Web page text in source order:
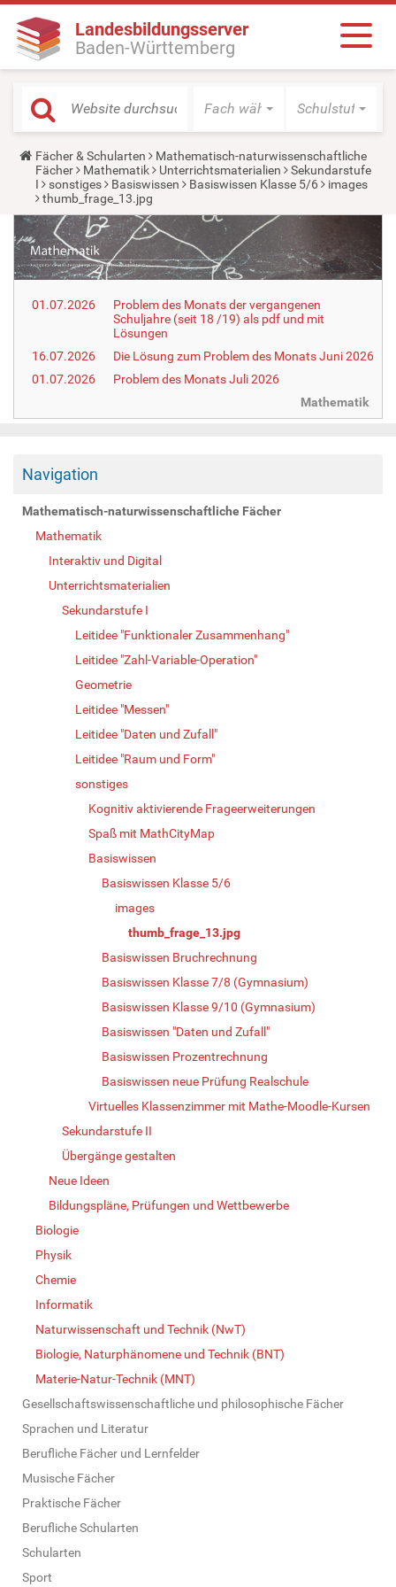
Landesbildungsserver
Baden-Württemberg
Fach wählen Schulstufe
Y
o
u
a
r
e
h
e
r
e
Fächer & Schularten
Mathematisch-naturwissenschaftliche
Fächer
Mathematik Unterrichtsmaterialien
Sekundarstufe
I
sonstiges Basiswissen Basiswissen Klasse 5/6
images
thumb_frage_13.jpg
01.07.2026
Problem des Monats der vergangenen
Schuljahre (seit 18 /19) als pdf und mit
Lösungen
16.07.2026
Die Lösung zum Problem des Monats Juni 2026
01.07.2026
Problem des Monats Juli 2026
Mathematik
Navigation
Mathematisch-naturwissenschaftliche Fächer
Mathematik
Interaktiv und Digital
Unterrichtsmaterialien
Sekundarstufe I
Leitidee "Funktionaler Zusammenhang"
Leitidee "Zahl-Variable-Operation"
Geometrie
Leitidee "Messen"
Leitidee "Daten und Zufall"
Leitidee "Raum und Form"
sonstiges
Kognitiv aktivierende Frageerweiterungen
Spaß mit MathCityMap
Basiswissen
Basiswissen Klasse 5/6
images
thumb_frage_13.jpg
Basiswissen Bruchrechnung
Basiswissen Klasse 7/8 (Gymnasium)
Basiswissen Klasse 9/10 (Gymnasium)
Basiswissen "Daten und Zufall"
Basiswissen Prozentrechnung
Basiswissen neue Prüfung Realschule
Virtuelles Klassenzimmer mit Mathe-Moodle-Kursen
Sekundarstufe II
Übergänge gestalten
Neue Ideen
Bildungspläne, Prüfungen und Wettbewerbe
Biologie
Physik
Chemie
Informatik
Naturwissenschaft und Technik (NwT)
Biologie, Naturphänomene und Technik (BNT)
Materie-Natur-Technik (MNT)
Gesellschaftswissenschaftliche und philosophische Fächer
Sprachen und Literatur
Berufliche Fächer und Lernfelder
Musische Fächer
Praktische Fächer
Berufliche Schularten
Schularten
Sport